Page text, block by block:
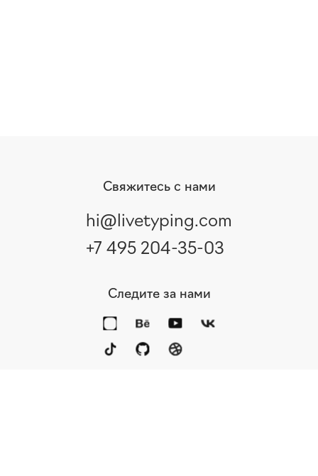
Свяжитесь с нами
hi@livetyping.com
+7 495 204-35-03
Следите за нами